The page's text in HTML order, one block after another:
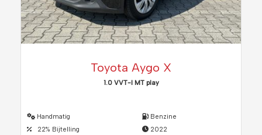
Toyota Aygo X
1.0 VVT-I MT play
Handmatig
22% Bijtelling
Benzine
2022